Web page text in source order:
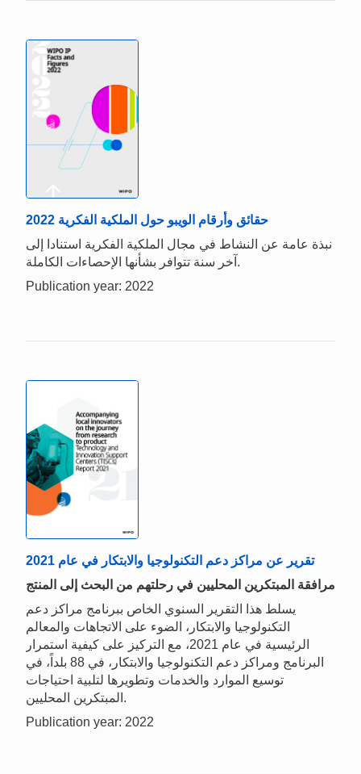
حقائق وأرقام الويبو حول الملكية الفكرية 2022
نبذة عامة عن النشاط في مجال الملكية الفكرية استنادا إلى
آخر سنة تتوافر بشأنها الإحصاءات الكاملة.
Publication year: 2022
تقرير عن مراكز دعم التكنولوجيا والابتكار في عام 2021
مرافقة المبتكرين المحليين في رحلتهم من البحث إلى المنتج
يسلط هذا التقرير السنوي الخاص ببرنامج مراكز دعم
التكنولوجيا والابتكار، الضوء على الاتجاهات والمعالم
الرئيسية في عام 2021، مع التركيز على كيفية استمرار
البرنامج ومراكز دعم التكنولوجيا والابتكار، في 88 بلداً، في
توسيع الموارد والخدمات وتطويرها لتلبية احتياجات
المبتكرين المحليين.
Publication year: 2022